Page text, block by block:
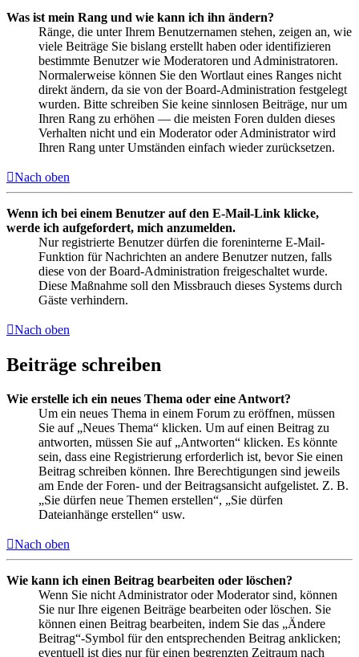
Was ist mein Rang und wie kann ich ihn ändern?
Ränge, die unter Ihrem Benutzernamen stehen, zeigen an, wie
viele Beiträge Sie bislang erstellt haben oder identifizieren
bestimmte Benutzer wie Moderatoren und Administratoren.
Normalerweise können Sie den Wortlaut eines Ranges nicht
direkt ändern, da sie von der Board-Administration festgelegt
wurden. Bitte schreiben Sie keine sinnlosen Beiträge, nur um
Ihren Rang zu erhöhen — die meisten Foren dulden dieses
Verhalten nicht und ein Moderator oder Administrator wird
Ihren Rang unter Umständen einfach wieder zurücksetzen.
Nach oben
Wenn ich bei einem Benutzer auf den E-Mail-Link klicke,
werde ich aufgefordert, mich anzumelden.
Nur registrierte Benutzer dürfen die foreninterne E-Mail-
Funktion für Nachrichten an andere Benutzer nutzen, falls
diese von der Board-Administration freigeschaltet wurde.
Diese Maßnahme soll den Missbrauch dieses Systems durch
Gäste verhindern.
Nach oben
Beiträge schreiben
Wie erstelle ich ein neues Thema oder eine Antwort?
Um ein neues Thema in einem Forum zu eröffnen, müssen
Sie auf „Neues Thema“ klicken. Um auf einen Beitrag zu
antworten, müssen Sie auf „Antworten“ klicken. Es könnte
sein, dass eine Registrierung erforderlich ist, bevor Sie einen
Beitrag schreiben können. Ihre Berechtigungen sind jeweils
am Ende der Foren- und der Beitragsansicht aufgelistet. Z. B.
„Sie dürfen neue Themen erstellen“, „Sie dürfen
Dateianhänge erstellen“ usw.
Nach oben
Wie kann ich einen Beitrag bearbeiten oder löschen?
Wenn Sie nicht Administrator oder Moderator sind, können
Sie nur Ihre eigenen Beiträge bearbeiten oder löschen. Sie
können einen Beitrag bearbeiten, indem Sie das „Ändere
Beitrag“-Symbol für den entsprechenden Beitrag anklicken;
eventuell ist dies nur für einen begrenzten Zeitraum nach